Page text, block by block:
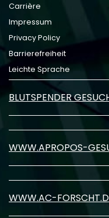
Carrière
Impressum
Privacy Policy
Barrierefreiheit
Leichte Sprache
BLUTSPENDER
WWW.APROPOS-
WWW.AC-